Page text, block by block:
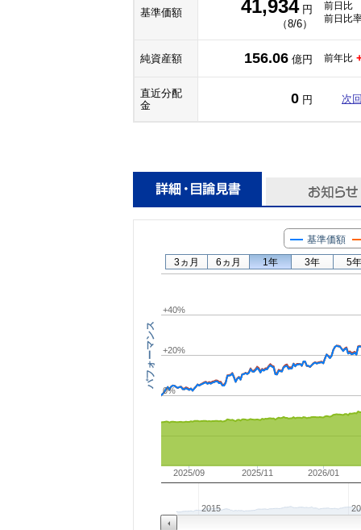
基準価額 41,934円
（8/6）
前日比
前日比
純資産額 156.06 億円 前年比
直近分配
金
0 円 次
パフォーマンス
基準価額
2025/09 2025/11 2026/01
2015
0%
+20%
+40%
3ヵ月 6ヵ月 1年 3年 5年